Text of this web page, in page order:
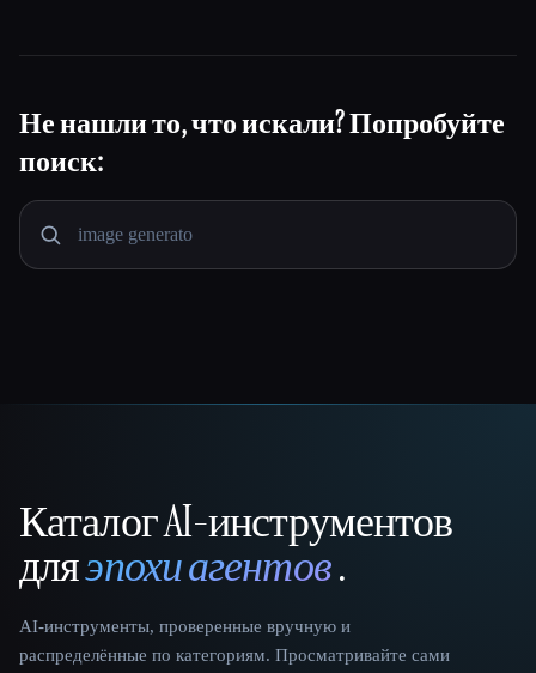
Не нашли то, что искали? Попробуйте
поиск:
That AI Collection
Каталог AI-инструментов
дляэпохи агентов.
AI-инструменты, проверенные вручную и
распределённые по категориям. Просматривайте сами